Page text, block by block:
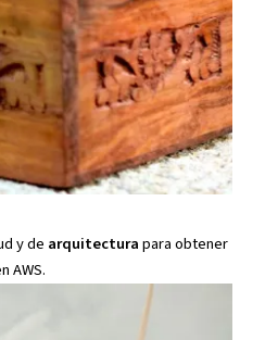
y de arquitecturapara obtener
AWS.